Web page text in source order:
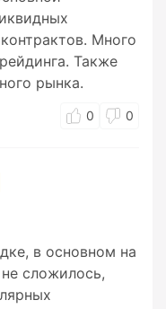
Много
Также
рынка.
0 0
в основном на
сложилось,